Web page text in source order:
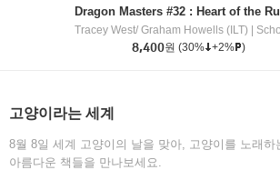
Tracey West/ Graham Howells (ILT)
8,400원 (30% +2% )
고양이라는 세계
8월 8일 세계 고양이의 날을 맞아, 고양이를 노래하
아름다운 책들을 만나보세요.